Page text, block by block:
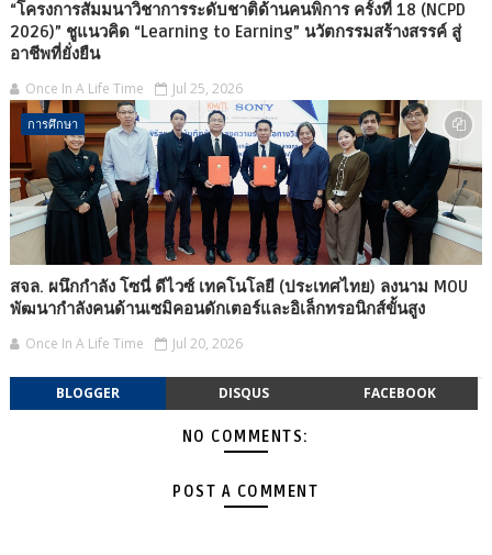
“โครงการสัมมนาวิชาการระดับชาติด้านคนพิการ ครั้งที่ 18 (NCPD
2026)” ชูแนวคิด “Learning to Earning” นวัตกรรมสร้างสรรค์ สู่
อาชีพที่ยั่งยืน
Once In A Life Time Jul 25, 2026
การศึกษา
สจล. ผนึกกำลัง โซนี่ ดีไวซ์ เทคโนโลยี (ประเทศไทย) ลงนาม MOU
พัฒนากำลังคนด้านเซมิคอนดักเตอร์และอิเล็กทรอนิกส์ขั้นสูง
Once In A Life Time Jul 20, 2026
BLOGGER DISQUS FACEBOOK
NO COMMENTS:
POST A COMMENT